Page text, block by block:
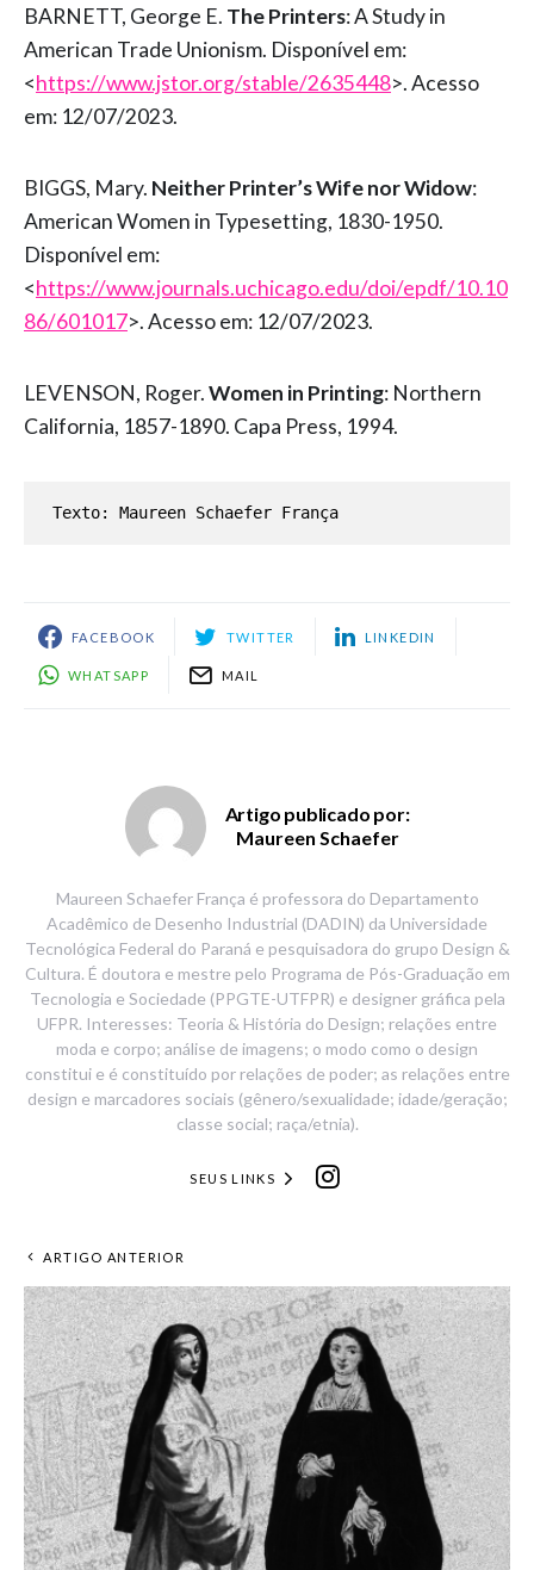
BARNETT, George E. The Printers: A Study in
American Trade Unionism. Disponível em:
<https://www.jstor.org/stable/2635448>. Acesso
em: 12/07/2023.
BIGGS, Mary. Neither Printer’s Wife nor Widow:
American Women in Typesetting, 1830-1950.
Disponível em:
<https://www.journals.uchicago.edu/doi/epdf/10.10
86/601017>. Acesso em: 12/07/2023.
LEVENSON, Roger.Women in Printing: Northern
California, 1857-1890. Capa Press, 1994.
Texto: Maureen Schaefer França
FACEBOOK TWITTER LINKEDIN
WHATSAPP MAIL
Artigo publicado por:
Maureen Schaefer
Maureen Schaefer França é professora do Departamento
Acadêmico de Desenho Industrial (DADIN) da Universidade
Tecnológica Federal do Paraná e pesquisadora do grupo Design &
Cultura. É doutora e mestre pelo Programa de Pós-Graduação em
Tecnologia e Sociedade (PPGTE-UTFPR) e designer gráfica pela
UFPR. Interesses: Teoria & História do Design; relações entre
moda e corpo; análise de imagens; o modo como o design
constitui e é constituído por relações de poder; as relações entre
design e marcadores sociais (gênero/sexualidade; idade/geração;
classe social; raça/etnia).
SEUS LINKS
ARTIGO ANTERIOR